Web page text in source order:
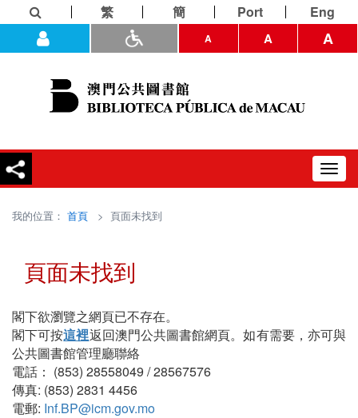
繁 簡 Port Eng
A A A
我的位置： 首頁 > 頁面未找到
頁面未找到
閣下欲瀏覽之網頁已不存在。
閣下可按這裡返回澳門公共圖書館網頁。如有需要，亦可與
公共圖書館管理廳聯絡
電話： (853) 28558049 / 28567576
傳真: (853) 2831 4456
電郵: Inf.BP@icm.gov.mo